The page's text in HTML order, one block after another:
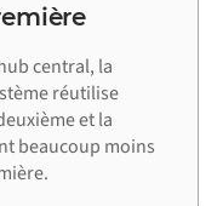
central, la
réutilise
et la
beaucoup moins